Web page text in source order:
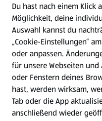
Hilfe & Kontakt
(öffnet in einem neuen Tab)
Unternehmen
Folge uns hier:
Jetzt die ALDI SÜD App
Du hast nach einem Klick
Möglichkeit, deine
Auswahl kannst du
„Cookie-Einstellungen“
oder anpassen.
für unsere Webseiten
oder Fenstern deines
hast, werden wirksam,
Tab oder die App
anschließend wieder